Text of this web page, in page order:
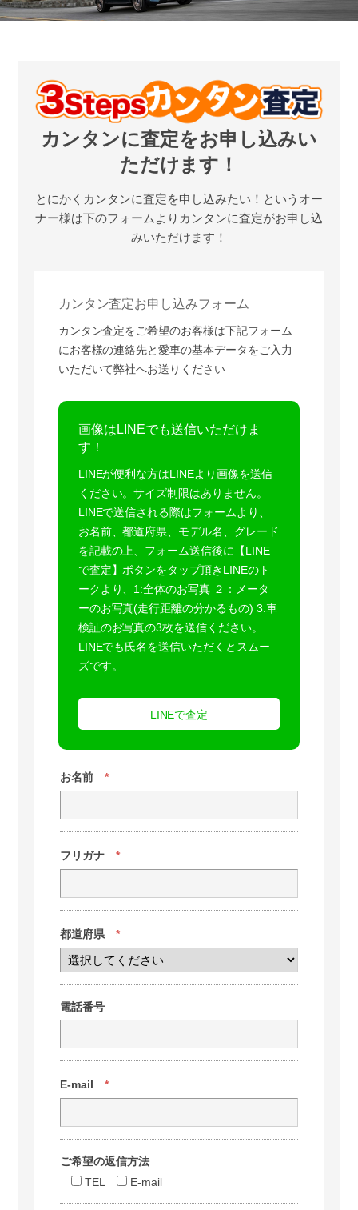
カンタンに査定をお申し込みい
ただけます！
とにかくカンタンに査定を申し込みたい！ というオー
ナー様は下のフォームよりカンタンに査定がお申し込
みいただけます！
カンタン査定お申し込みフォーム
カンタン査定をご希望のお客様は下記フォーム
にお客様の連絡先と愛車の基本データをご入力
いただいて弊社へお送りください
画像はLINEでも送信いただけま
す！
LINEが便利な方はLINEより画像を送信
ください。サイズ制限はありません。
LINEで送信される際はフォームより、
お名前、都道府県、モデル名、グレード
を記載の上、フォーム送信後に【LINE
で査定】ボタンをタップ頂きLINEのト
ークより、1:全体のお写真 ２：メータ
ーのお写真(走行距離の分かるもの) 3:車
検証のお写真の3枚を送信ください。
LINEでも氏名を送信いただくとスムー
ズです。
LINEで査定
お名前 *
フリガナ *
都道府県 *
電話番号
E-mail *
ご希望の返信方法
TEL
E-mail